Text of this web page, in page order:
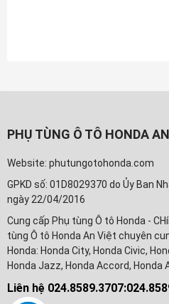
PHỤ TÙNG Ô TÔ HONDA
Website: phutungotohonda.com
GPKD số: 01D8029370 do Ủy Ban
ngày 22/04/2016
Cung cấp Phụ tùng Ô tô Honda -
tùng Ô tô Honda An Việt chuyên
Honda: Honda City, Honda Civic,
Honda Jazz, Honda Accord, Honda
Liên hệ